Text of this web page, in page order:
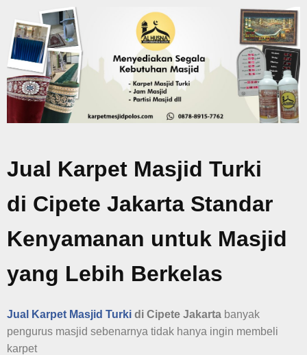
Jual Karpet Masjid Turki
di Cipete Jakarta Standar
Kenyamanan untuk Masjid
yang Lebih Berkelas
Jual Karpet Masjid Turki di Cipete Jakarta banyak
pengurus masjid sebenarnya tidak hanya ingin membeli
karpet